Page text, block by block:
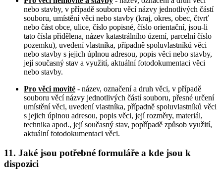
nebo stavby, v případě souboru věcí názvy jednotlivých částí
souboru, umístění věci nebo stavby (kraj, okres, obec, čtvrť
nebo část obce, ulice, číslo popisné, číslo orientační, jsou-li
tato čísla přidělena, název katastrálního území, parcelní číslo
pozemku), uvedení vlastníka, případně spoluvlastníků věci
nebo stavby s jejich úplnou adresou, popis věci nebo stavby,
její současný stav a využití, aktuální fotodokumentaci věci
nebo stavby.
Pro věci movité - název, označení a druh věci, v případě
souboru věcí názvy jednotlivých částí souboru, přesné určení
umístění věci, uvedení vlastníka, případně spoluvlastníků věci
s jejich úplnou adresou, popis věci, její rozměry, materiál,
technika apod., její současný stav, popřípadě způsob využití,
aktuální fotodokumentaci věci.
11. Jaké jsou potřebné formuláře a kde jsou k
dispozici